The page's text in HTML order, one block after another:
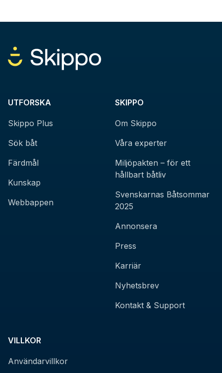
UTFORSKA
Skippo Plus
Sök båt
Färdmål
Kunskap
Webbappen
SKIPPO
Om Skippo
Våra experter
Miljöpakten – för ett
hållbart båtliv
Svenskarnas Båtsommar
2025
Annonsera
Press
Karriär
Nyhetsbrev
Kontakt & Support
VILLKOR
Användarvillkor